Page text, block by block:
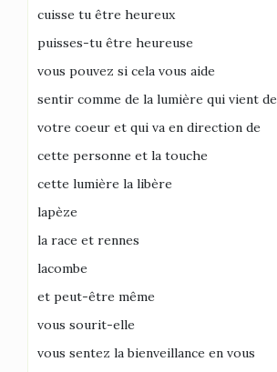
cuisse tu être heureux
puisses-tu être heureuse
vous pouvez si cela vous aide
sentir comme de la lumière qui vient de
votre coeur et qui va en direction de
cette personne et la touche
cette lumière la libère
lapèze
la race et rennes
lacombe
et peut-être même
vous sourit-elle
vous sentez la bienveillance en vous